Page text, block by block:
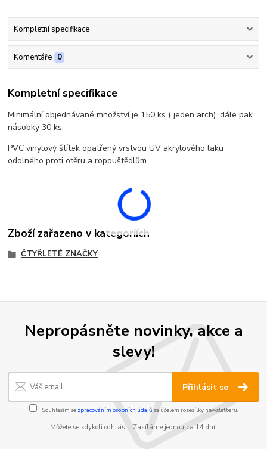
Kompletní specifikace
Komentáře 0
Kompletní specifikace
Minimální objednávané množství je 150 ks ( jeden arch). dále pak
násobky 30 ks.
PVC vinylový štítek opatřený vrstvou UV akrylového laku
odolného proti otěru a ropouštědlům.
Zboží zařazeno v kategoriích
ČTYŘLETÉ ZNAČKY
Nepropásněte novinky, akce a
slevy!
Přihlásit se
Souhlasím se zpracováním osobních údajůza účelem rozesílky newsletteru.
Můžete se kdykoli odhlásit. Zasíláme jednou za 14 dní.